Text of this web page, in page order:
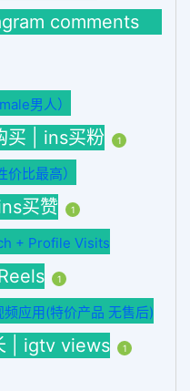
comments
男人）
买 | ins买粉 1
比最高）
买赞 1
+ Profile Visits
1
应用(特价产品 无售后)
| igtv views 1